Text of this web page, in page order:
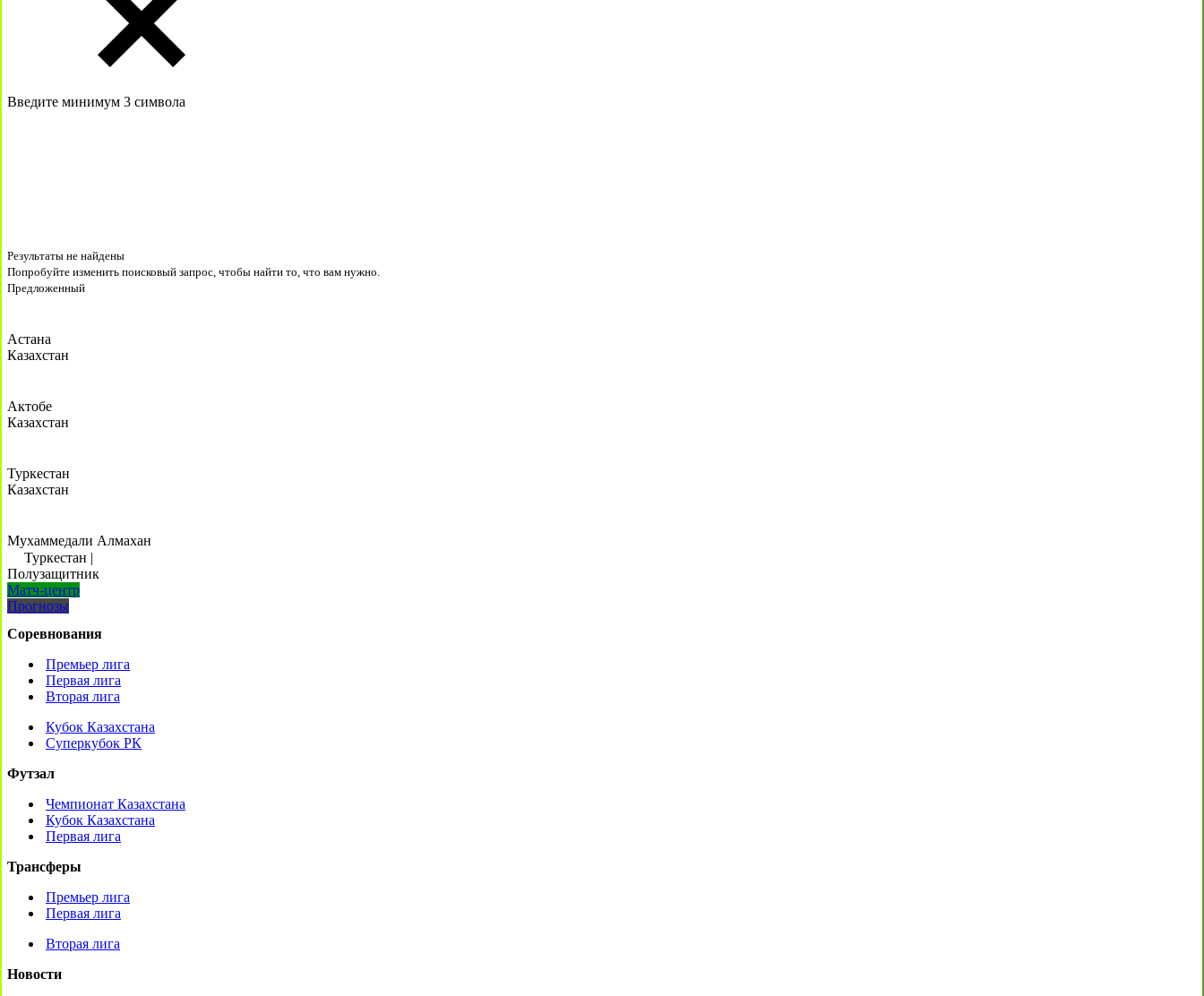
Введите минимум 3 символа
Результаты не найдены
Попробуйте изменить поисковый запрос, чтобы найти то, что вам нужно.
Предложенный
Астана
Казахстан
Актобе
Казахстан
Туркестан
Казахстан
Мухаммедали Алмахан
Туркестан |
Полузащитник
Матч-центр
Прогнозы
Соревнования
Премьер лига
Первая лига
Вторая лига
Кубок Казахстана
Суперкубок РК
Футзал
Чемпионат Казахстана
Кубок Казахстана
Первая лига
Трансферы
Премьер лига
Первая лига
Вторая лига
Новости